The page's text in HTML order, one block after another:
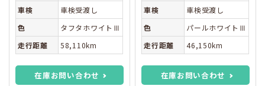
車検
車検受渡し
色
タフタホワイトⅢ
走行距離
58,110km
在庫お問い合わせ
車検
車検受渡し
色
パールホワイトⅢ
走行距離
46,150km
在庫お問い合わせ